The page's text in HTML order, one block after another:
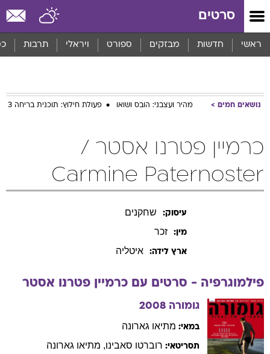
סרטים
ראשי חדשות מבזקים ספורט ויראלי תרבות
נושאים חמים מהיר ועצבני: הובס ושואו פעולת חילוץ: תוכנית בריחה 3
כרמיין פטרנו אסטר /
Carmine Paternoster
עיסוק: שחקנים
מין: זכר
ארץ לידה: איטליה
פילמוגרפיה - סרטים עם כרמיין פטרנו אסטר
גומורה 2008
במאי: מתיאו גארונה
תסריטאי: רוברטו סאבינו, מתיאו גארונה